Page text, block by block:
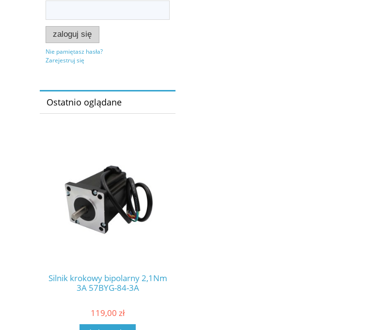
zaloguj się
Nie pamiętasz hasła?
Zarejestruj się
Ostatnio oglądane
Silnik krokowy bipolarny 2,1Nm
3A 57BYG-84-3A
119,00 zł